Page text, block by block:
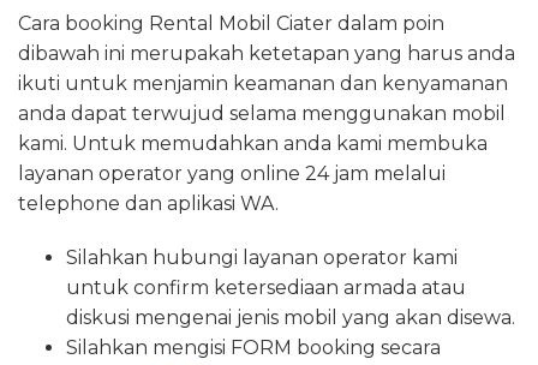
Cara booking Rental Mobil Ciater dalam poin
dibawah ini merupakah ketetapan yang harus anda
ikuti untuk menjamin keamanan dan kenyamanan
anda dapat terwujud selama menggunakan mobil
kami. Untuk memudahkan anda kami membuka
layanan operator yang online 24 jam melalui
telephone dan aplikasi WA.
Silahkan hubungi layanan operator kami
untuk confirm ketersediaan armada atau
diskusi mengenai jenis mobil yang akan disewa.
Silahkan mengisi FORM booking secara